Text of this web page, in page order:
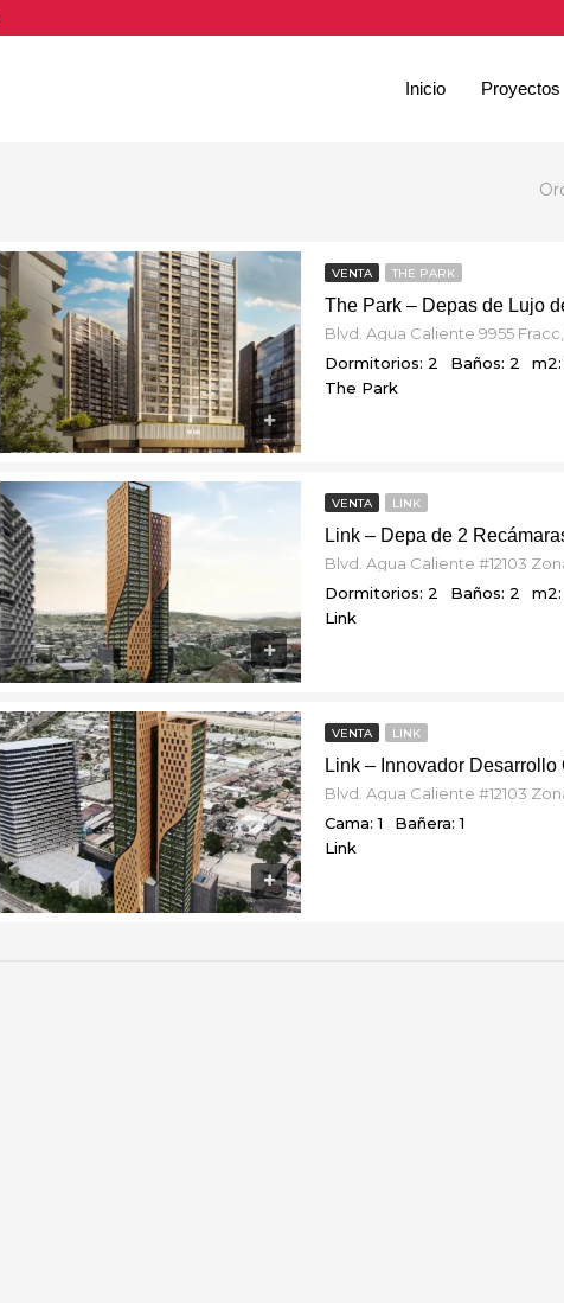
Inicio Proyectos
VENTA THE PARK
Dormitorios: 2
Baños: 2
The Park
VENTA LINK
Link – Depa de 2
Dormitorios: 2
Baños: 2
m2:
Link
VENTA LINK
Cama: 1
Bañera: 1
Link